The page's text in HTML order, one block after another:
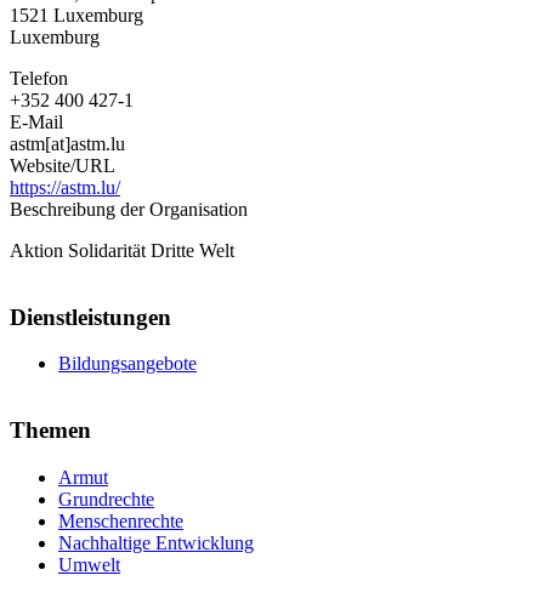
1521 Luxemburg
Luxemburg
Telefon
+352 400 427-1
E-Mail
astm[at]astm.lu
Website/URL
https://astm.lu/
Beschreibung der Organisation
Aktion Solidarität Dritte Welt
Dienstleistungen
Bildungsangebote
Themen
Armut
Grundrechte
Menschenrechte
Nachhaltige Entwicklung
Umwelt